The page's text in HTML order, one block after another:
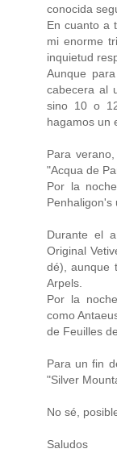
conocida
En cuanto a
mi enorme
inquietud
Aunque
cabecera al
sino 10 o
hagamos un
Para
"Acqua de
Por la
Penhaligon's
Durante el
Original
dé), aunque
Arpels.
Por la
como
de Feuilles
Para un fin
"Silver
No sé,
Saludos